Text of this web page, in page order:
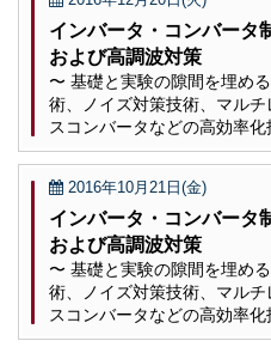
インバータ・コンバータ
および高調波対策
〜 基礎と実験の隙間を埋め
術、ノイズ対策技術、マル
スコンバータなどの高効率化
2016年10月21日(金)
インバータ・コンバータ
および高調波対策
〜 基礎と実験の隙間を埋め
術、ノイズ対策技術、マル
スコンバータなどの高効率化